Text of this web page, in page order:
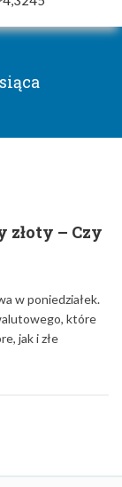
złoty – Czy
w poniedziałek.
które
jak i złe